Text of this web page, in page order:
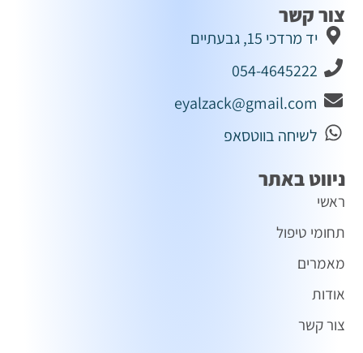
צור קשר
יד מרדכי 15, גבעתיים
054-4645222
eyalzack@gmail.com
לשיחה בווטסאפ
ניווט באתר
ראשי
תחומי טיפול
מאמרים
אודות
צור קשר